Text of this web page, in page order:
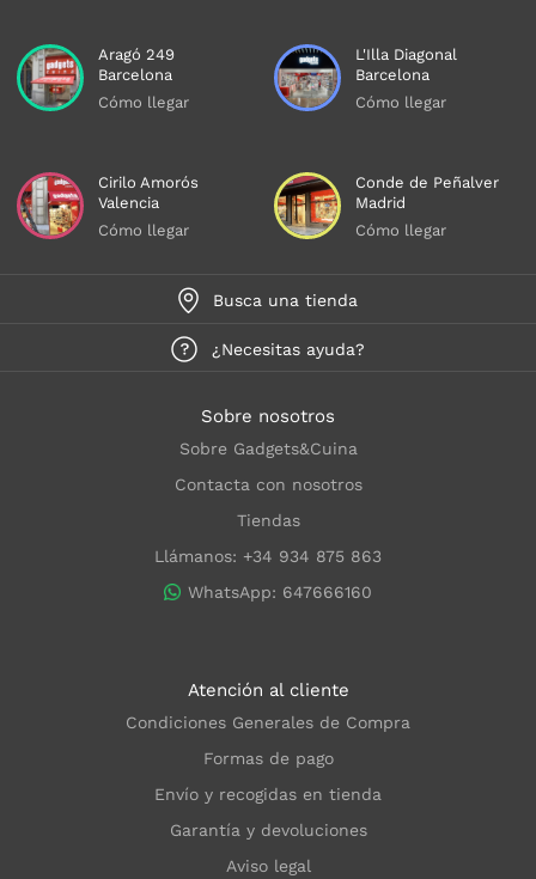
Aragó 249
Barcelona
Cómo llegar
L'Illa Diagonal
Barcelona
Cómo llegar
Cirilo Amorós
Valencia
Cómo llegar
Conde de Peñalver
Madrid
Cómo llegar
Busca una tienda
¿Necesitas ayuda?
Sobre nosotros
Sobre Gadgets&Cuina
Contacta con nosotros
Tiendas
Llámanos: +34 934 875 863
WhatsApp: 647666160
Atención al cliente
Condiciones Generales de Compra
Formas de pago
Envío y recogidas en tienda
Garantía y devoluciones
Aviso legal